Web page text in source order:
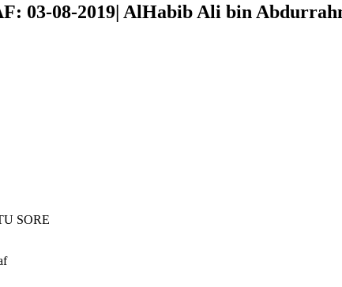
03-08-2019| AlHabib Ali bin
SORE